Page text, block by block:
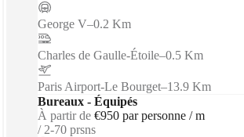
George V–0.2 Km
Charles de Gaulle-Étoile–0.5 Km
Paris Airport-Le Bourget–13.9 Km
Bureaux - Équipés
À partir de €950 par personne / m
2-70 prsns